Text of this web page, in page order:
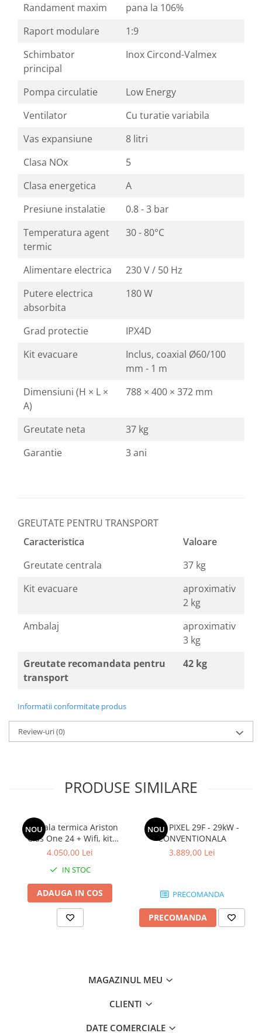
Randament maxim
pana la 106%
Raport modulare
1:9
Schimbator
principal
Inox Circond-Valmex
Pompa circulatie
Low Energy
Ventilator
Cu turatie variabila
Vas expansiune
8 litri
Clasa NOx
5
Clasa energetica
A
Presiune instalatie
0.8 - 3 bar
Temperatura agent
termic
30 - 80°C
Alimentare electrica
230 V / 50 Hz
Putere electrica
absorbita
180 W
Grad protectie
IPX4D
Kit evacuare
Inclus, coaxial Ø60/100
mm - 1 m
Dimensiuni (H × L ×
A)
788 × 400 × 372 mm
Greutate neta
37 kg
Garantie
3 ani
GREUTATE PENTRU TRANSPORT
Caracteristica
Valoare
Greutate centrala
37 kg
Kit evacuare
aproximativ
2 kg
Ambalaj
aproximativ
3 kg
Greutate recomandata pentru
transport
42 kg
Informatii conformitate produs
Review-uri(0)
PRODUSE SIMILARE
NOU
Centrala termica Ariston
Clas One 24 + Wifi, kit
evacuare inclus
4.050,00 Lei
IN STOC
ADAUGA IN COS
NOU
ARCA PIXEL 29F - 29kW -
CONVENTIONALA
3.889,00 Lei
PRECOMANDA
PRECOMANDA
MAGAZINUL MEU
CLIENTI
DATE COMERCIALE